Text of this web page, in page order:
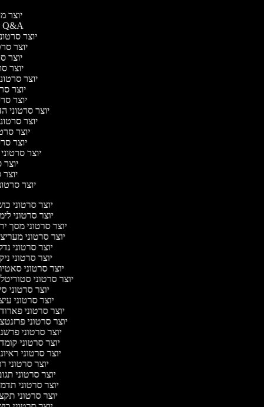
יוצר
יוצר סרטוני Q&A
יוצר
יוצר
יוצר
יוצר
יוצר
יוצר
יוצר
יוצר סרטוני
יוצר
יוצר
יוצר
יוצר
יוצר
יוצר
יוצר
יוצר סרטוני
יוצר סרטוני
יוצר סרטוני מסך
יוצר סרטוני
יוצר סרטוני
יוצר סרטוני
יוצר סרטוני
יוצר סרטוני
יוצר סרטוני
יוצר סרטוני
יוצר סרטוני
יוצר סרטוני
יוצר סרטוני
יוצר סרטוני
יוצר סרטוני
יוצר סרטוני
יוצר סרטוני
יוצר סרטוני
יוצר סרטוני